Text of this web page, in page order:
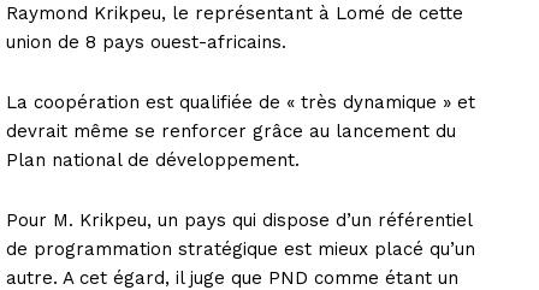
Raymond Krikpeu, le représentant à Lomé de cette
union de 8 pays ouest-africains.
La coopération est qualifiée de « très dynamique » et
devrait même se renforcer grâce au lancement du
Plan national de développement.
Pour M. Krikpeu, un pays qui dispose d’un référentiel
de programmation stratégique est mieux placé qu’un
autre. A cet égard, il juge que PND comme étant un